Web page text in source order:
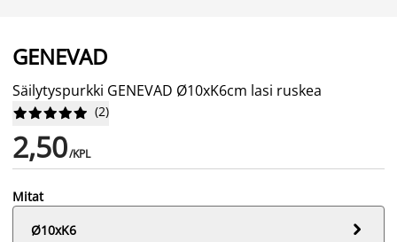
GENEVAD
Säilytyspurkki GENEVAD Ø10xK6cm lasi ruskea





 (2)
2,50/KPL
Mitat
Ø10xK6
